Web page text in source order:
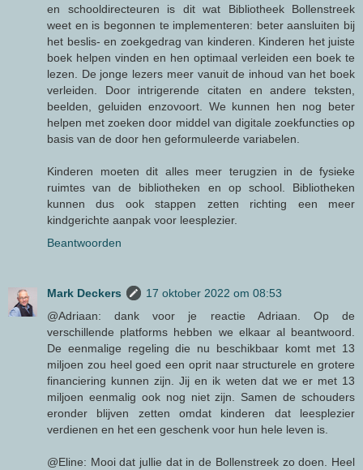
en schooldirecteuren is dit wat Bibliotheek Bollenstreek
weet en is begonnen te implementeren: beter aansluiten bij
het beslis- en zoekgedrag van kinderen. Kinderen het juiste
boek helpen vinden en hen optimaal verleiden een boek te
lezen. De jonge lezers meer vanuit de inhoud van het boek
verleiden. Door intrigerende citaten en andere teksten,
beelden, geluiden enzovoort. We kunnen hen nog beter
helpen met zoeken door middel van digitale zoekfuncties op
basis van de door hen geformuleerde variabelen.
Kinderen moeten dit alles meer terugzien in de fysieke
ruimtes van de bibliotheken en op school. Bibliotheken
kunnen dus ook stappen zetten richting een meer
kindgerichte aanpak voor leesplezier.
Beantwoorden
Mark Deckers
17 oktober 2022 om 08:53
@Adriaan: dank voor je reactie Adriaan. Op de
verschillende platforms hebben we elkaar al beantwoord.
De eenmalige regeling die nu beschikbaar komt met 13
miljoen zou heel goed een oprit naar structurele en grotere
financiering kunnen zijn. Jij en ik weten dat we er met 13
miljoen eenmalig ook nog niet zijn. Samen de schouders
eronder blijven zetten omdat kinderen dat leesplezier
verdienen en het een geschenk voor hun hele leven is.
@Eline: Mooi dat jullie dat in de Bollenstreek zo doen. Heel